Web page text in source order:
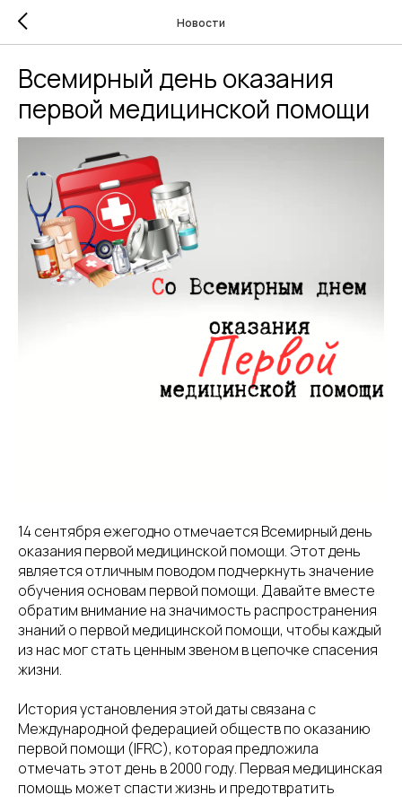
Новости
Всемирный день оказания
первой медицинской помощи
14 сентября ежегодно отмечается Всемирный день
оказания первой медицинской помощи. Этот день
является отличным поводом подчеркнуть значение
обучения основам первой помощи. Давайте вместе
обратим внимание на значимость распространения
знаний о первой медицинской помощи, чтобы каждый
из нас мог стать ценным звеном в цепочке спасения
жизни.
История установления этой даты связана с
Международной федерацией обществ по оказанию
первой помощи (IFRC), которая предложила
отмечать этот день в 2000 году. Первая медицинская
помощь может спасти жизнь и предотвратить